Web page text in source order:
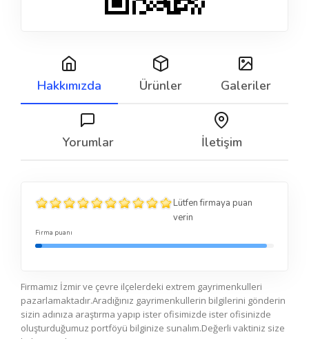
Hakkımızda Ürünler Galeriler
Yorumlar İletişim
Lütfen firmaya puan
verin
Firma puanı
Firmamız İzmir ve çevre ilçelerdeki extrem gayrimenkulleri
pazarlamaktadır.Aradığınız gayrimenkullerin bilgilerini gönderin
sizin adınıza araştırma yapıp ister ofisimizde ister ofisinizde
oluşturduğumuz portföyü bilginize sunalım.Değerli vaktiniz size